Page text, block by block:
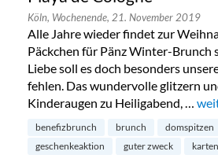
Köln, Wochenende, 21. November 2019
Alle Jahre wieder findet zur
Päckchen für Pänz Winter-Brunch
Liebe soll es doch besonders
fehlen. Das wundervolle glitzern
Kinderaugen zu Heiligabend, …
benefizbrunch brunch domspitzen
geschenkeaktion
guter zweck karten